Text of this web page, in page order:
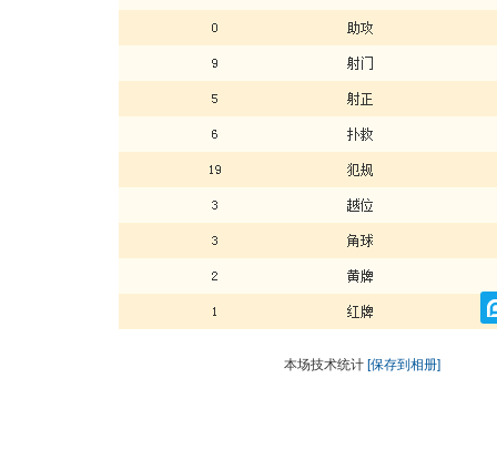
本场技术统计 [保存到相册]